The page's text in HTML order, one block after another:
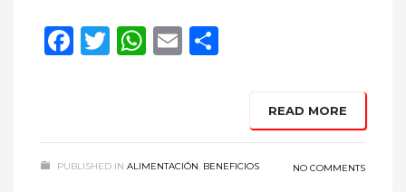
Facebook
Twitter
WhatsApp
Email
READ MORE
PUBLISHED IN ALIMENTACIÓN BENEFICIOS NO COMMENTS